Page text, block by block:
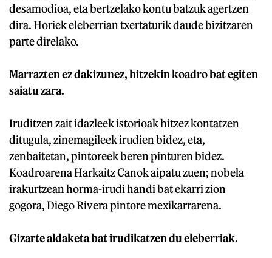
desamodioa, eta bertzelako kontu batzuk agertzen
dira. Horiek eleberrian txertaturik daude bizitzaren
parte direlako.
Marrazten ez dakizunez, hitzekin koadro bat egiten
saiatu zara.
Iruditzen zait idazleek istorioak hitzez kontatzen
ditugula, zinemagileek irudien bidez, eta,
zenbaitetan, pintoreek beren pinturen bidez.
Koadroarena Harkaitz Canok aipatu zuen; nobela
irakurtzean horma-irudi handi bat ekarri zion
gogora, Diego Rivera pintore mexikarrarena.
Gizarte aldaketa bat irudikatzen du eleberriak.